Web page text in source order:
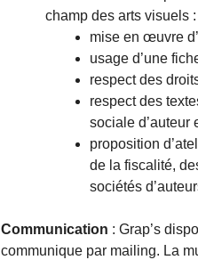
champ des arts visuels :
mise en œuvre
usage d’une
respect des
respect des
sociale d’auteur
proposition
de la fiscalité,
sociétés
Communication : Grap’s
communique par mailing. La